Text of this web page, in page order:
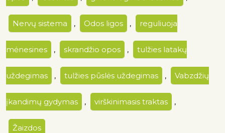
Nervų sistema , Odos ligos , reguliuoja
mėnesines , skrandžio opos , tulžies latakų
uždegimas , tulžies pūslės uždegimas , Vabzdžių
įkandimų gydymas , virškinimasis traktas ,
Žaizdos